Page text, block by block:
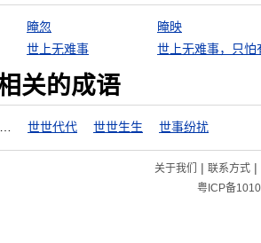
晻忽
晻映
世上无难事
关的成语
世世代代 世世生生 世事纷扰
关于我们 | 联系方式|
粤ICP备